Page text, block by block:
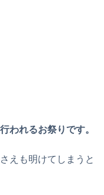
われるお祭りです。
えも明けてしまうと